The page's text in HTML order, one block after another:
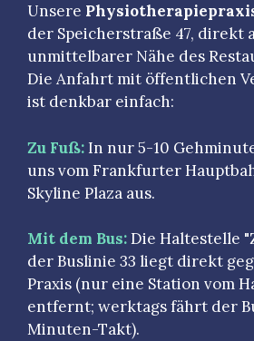
Unsere
der Speicherstraße 47, direkt
unmittelbarer Nähe des
Die Anfahrt mit öffentlichen
ist denkbar einfach:
Zu Fuß:In nur 5-10
uns vom Frankfurter
Skyline Plaza aus.
Mit dem Bus:Die Haltestelle
der Buslinie 33 liegt direkt
Praxis (nur eine Station vom
entfernt; werktags fährt der
Minuten-Takt).